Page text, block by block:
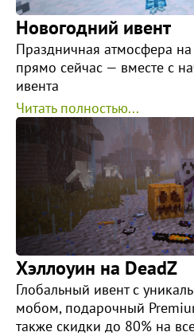
Новогодний ивент
Праздничная атмосфера на
прямо сейчас — вместе с
ивента
Читать полностью...
Хэллоуин на DeadZ
Глобальный ивент с
мобом, подарочный
также скидки до 80% на